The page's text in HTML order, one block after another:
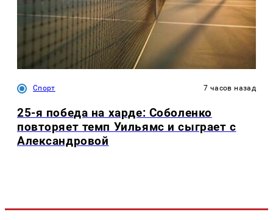
Спорт 7 часов назад
25-я победа на харде: Соболенко
повторяет темп Уильямс и сыграет с
Александровой